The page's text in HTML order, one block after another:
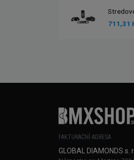
711,31
FAKTURAČNÍ ADRESA
GLOBAL DIAMONDS s.